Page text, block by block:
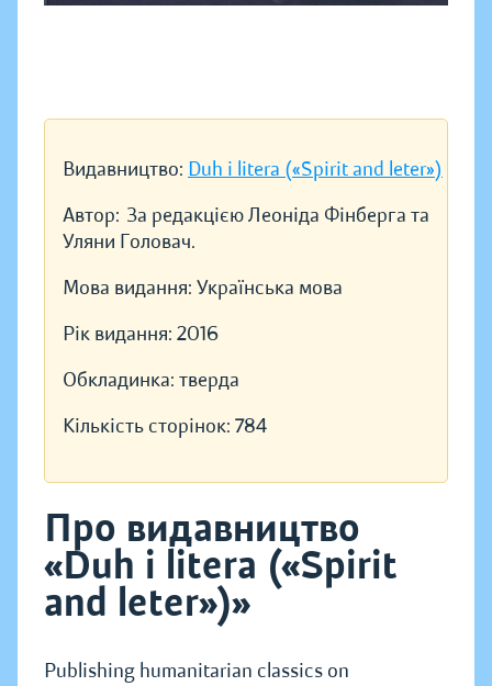
Видавництво: Duh i litera («Spirit and leter»)
Автор: За редакцією Леоніда Фінберга та
Уляни Головач.
Мова видання: Українська мова
Рік видання: 2016
Обкладинка: тверда
Кількість сторінок: 784
Про видавництво
«Duh i litera («Spirit
and leter»)»
Publishing humanitarian classics on